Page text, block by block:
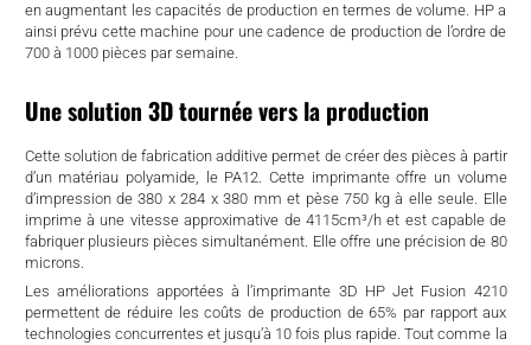
en augmentant les capacités de production en termes de volume. HP a
ainsi prévu cette machine pour une cadence de production de l’ordre de
700 à 1000 pièces par semaine.
Une solution 3D tournée vers la production
Cette solution de fabrication additive permet de créer des pièces à partir
d’un matériau polyamide, le PA12. Cette imprimante offre un volume
d’impression de 380 x 284 x 380 mm et pèse 750 kg à elle seule. Elle
imprime à une vitesse approximative de 4115cm³/h et est capable de
fabriquer plusieurs pièces simultanément. Elle offre une précision de 80
microns.
Les améliorations apportées à l’imprimante 3D HP Jet Fusion 4210
permettent de réduire les coûts de production de 65% par rapport aux
technologies concurrentes et jusqu’à 10 fois plus rapide. Tout comme la